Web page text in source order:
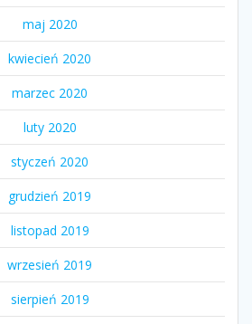
maj 2020
kwiecień 2020
marzec 2020
luty 2020
styczeń 2020
grudzień 2019
listopad 2019
wrzesień 2019
sierpień 2019